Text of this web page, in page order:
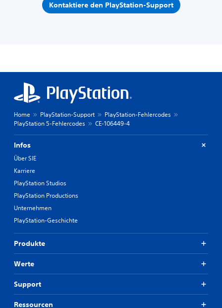
Kontaktiere den PlayStation-Support
Home PlayStation-Support
PlayStation-Fehlercodes
PlayStation 5-Fehlercodes
CE-106449-4
Infos
Über SIE
Karriere
PlayStation Studios
PlayStation Productions
Unternehmen
PlayStation-Geschichte
Produkte
Werte
Support
Ressourcen